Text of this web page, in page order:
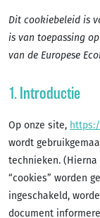
Dit cookiebeleid is
is van toepassing
van de Europese
1. Introductie
Op onze site,
wordt
technieken.
“cookies” worden
ingeschakeld,
document